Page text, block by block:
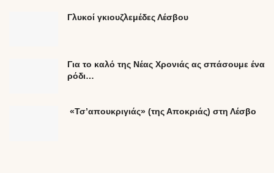
Γλυκοί γκιουζλεμέδες Λέσβου
Για το καλό της Νέας Χρονιάς ας σπάσουμε ένα
ρόδι…
«Τσ’απουκριγιάς» (της Αποκριάς) στη Λέσβο